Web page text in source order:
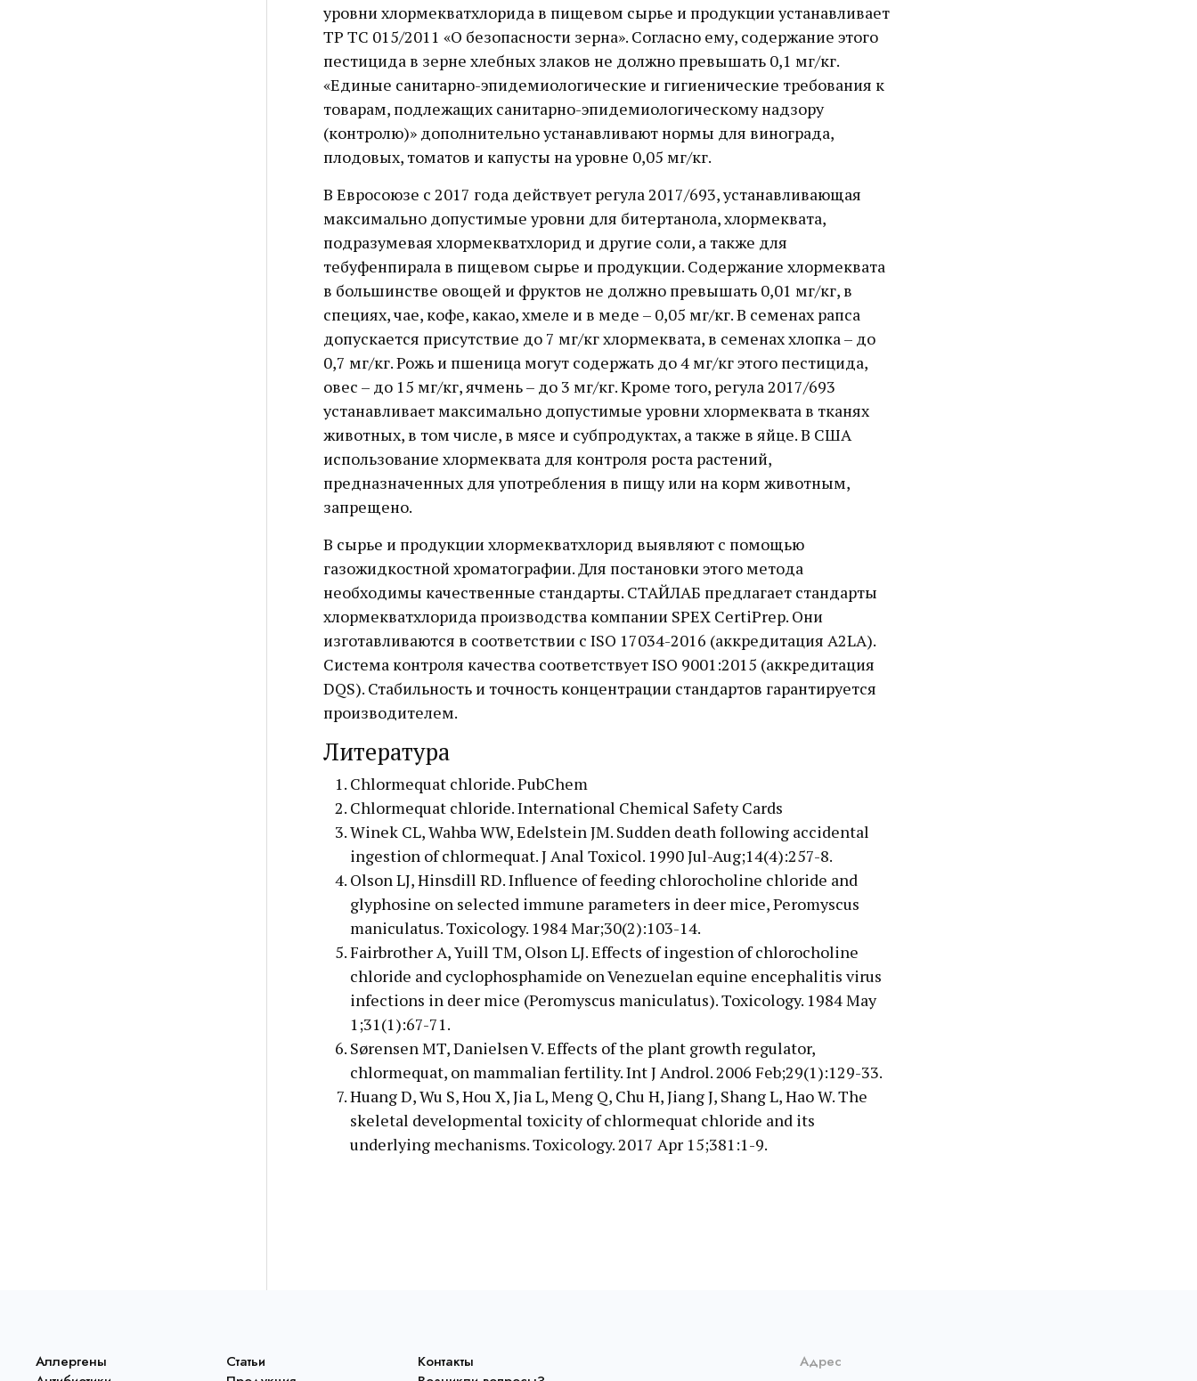
уровни хлормекватхлорида в пищевом сырье и продукции устанавливает
ТР ТС 015/2011 «О безопасности зерна». Согласно ему, содержание этого
пестицида в зерне хлебных злаков не должно превышать 0,1 мг/кг.
«Единые санитарно-эпидемиологические и гигиенические требования к
товарам, подлежащих санитарно-эпидемиологическому надзору
(контролю)» дополнительно устанавливают нормы для винограда,
плодовых, томатов и капусты на уровне 0,05 мг/кг.
В Евросоюзе с 2017 года действует регула 2017/693, устанавливающая
максимально допустимые уровни для битертанола, хлормеквата,
подразумевая хлормекватхлорид и другие соли, а также для
тебуфенпирала в пищевом сырье и продукции. Содержание хлормеквата
в большинстве овощей и фруктов не должно превышать 0,01 мг/кг, в
специях, чае, кофе, какао, хмеле и в меде – 0,05 мг/кг. В семенах рапса
допускается присутствие до 7 мг/кг хлормеквата, в семенах хлопка – до
0,7 мг/кг. Рожь и пшеница могут содержать до 4 мг/кг этого пестицида,
овес – до 15 мг/кг, ячмень – до 3 мг/кг. Кроме того, регула 2017/693
устанавливает максимально допустимые уровни хлормеквата в тканях
животных, в том числе, в мясе и субпродуктах, а также в яйце. В США
использование хлормеквата для контроля роста растений,
предназначенных для употребления в пищу или на корм животным,
запрещено.
В сырье и продукции хлормекватхлорид выявляют с помощью
газожидкостной хроматографии. Для постановки этого метода
необходимы качественные стандарты. СТАЙЛАБ предлагает стандарты
хлормекватхлорида производства компании SPEX CertiPrep. Они
изготавливаются в соответствии с ISO 17034-2016 (аккредитация A2LA).
Система контроля качества соответствует ISO 9001:2015 (аккредитация
DQS). Стабильность и точность концентрации стандартов гарантируется
производителем.
Литература
Chlormequat chloride. PubChem
Chlormequat chloride. International Chemical Safety Cards
Winek CL, Wahba WW, Edelstein JM. Sudden death following accidental
ingestion of chlormequat. J Anal Toxicol. 1990 Jul-Aug;14(4):257-8.
Olson LJ, Hinsdill RD. Influence of feeding chlorocholine chloride and
glyphosine on selected immune parameters in deer mice, Peromyscus
maniculatus. Toxicology. 1984 Mar;30(2):103-14.
Fairbrother A, Yuill TM, Olson LJ. Effects of ingestion of chlorocholine
chloride and cyclophosphamide on Venezuelan equine encephalitis virus
infections in deer mice (Peromyscus maniculatus). Toxicology. 1984 May
1;31(1):67-71.
Sørensen MT, Danielsen V. Effects of the plant growth regulator,
chlormequat, on mammalian fertility. Int J Androl. 2006 Feb;29(1):129-33.
Huang D, Wu S, Hou X, Jia L, Meng Q, Chu H, Jiang J, Shang L, Hao W. The
skeletal developmental toxicity of chlormequat chloride and its
underlying mechanisms. Toxicology. 2017 Apr 15;381:1-9.
Аллергены
Статьи
Контакты
Адрес